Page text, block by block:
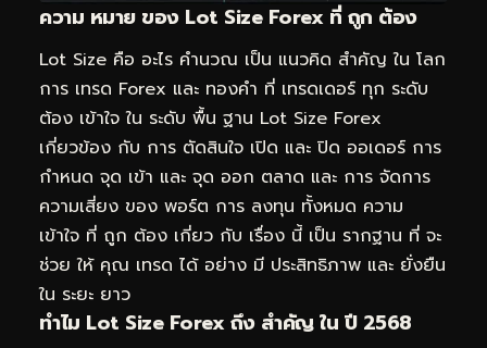
ความ หมาย ของ Lot Size Forex ที่ ถูก ต้อง
Lot Size คือ อะไร คำนวณ เป็น แนวคิด สำคัญ ใน โลก
การ เทรด Forex และ ทองคำ ที่ เทรดเดอร์ ทุก ระดับ
ต้อง เข้าใจ ใน ระดับ พื้น ฐาน Lot Size Forex
เกี่ยวข้อง กับ การ ตัดสินใจ เปิด และ ปิด ออเดอร์ การ
กำหนด จุด เข้า และ จุด ออก ตลาด และ การ จัดการ
ความเสี่ยง ของ พอร์ต การ ลงทุน ทั้งหมด ความ
เข้าใจ ที่ ถูก ต้อง เกี่ยว กับ เรื่อง นี้ เป็น รากฐาน ที่ จะ
ช่วย ให้ คุณ เทรด ได้ อย่าง มี ประสิทธิภาพ และ ยั่งยืน
ใน ระยะ ยาว
ทำไม Lot Size Forex ถึง สำคัญ ใน ปี 2568